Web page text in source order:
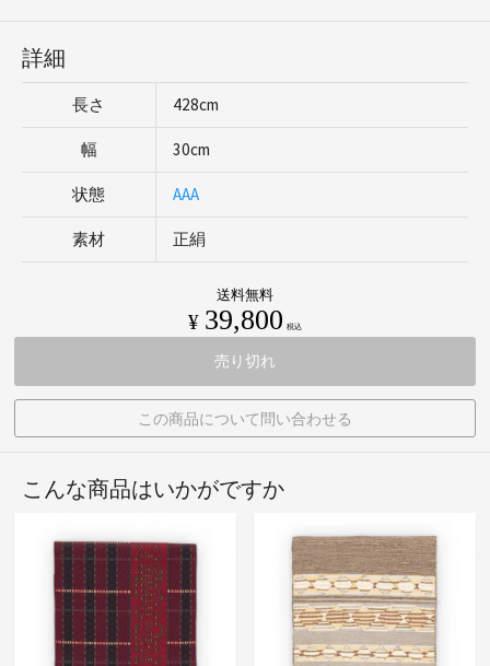
詳細
長さ 428cm
幅 30cm
状態 AAA
素材 正絹
送料無料
¥ 39,800 税込
売り切れ
この商品について問い合わせる
こんな商品はいかがですか